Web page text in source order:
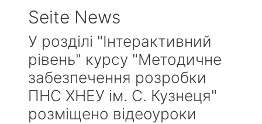
Seite News
У розділі "Інтерактивний
рівень" курсу "Методичне
забезпечення розробки
ПНС ХНЕУ ім. С. Кузнеця"
розміщено відеоуроки